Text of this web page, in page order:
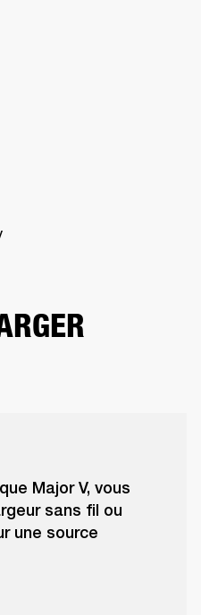
Major V, vous
sans fil ou
une source